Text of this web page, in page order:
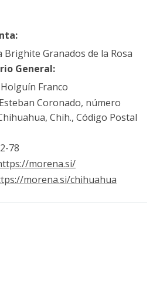
Brighite Granados de la Rosa
General:
Franco
Coronado, número
Chih., Código Postal
78
morena.si/
morena.si/chihuahua